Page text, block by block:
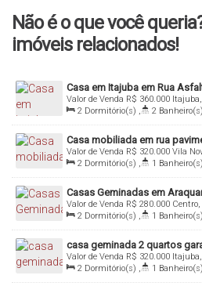
Não é o que você
imóveis relacionados!
Casa em Itajuba em Rua
R$ 360.000
Valor de Venda
Brasil
2 Dormitório(s) , 2 Banheiro(s)
Sala(s) , 1 Suíte(s) , Total: 141
57
Casa mobiliada em rua
Barra Velha - SC
R$ 320.000
Valor de Venda
Vila
Brasil
2 Dormitório(s) , 1 Banheiro(s)
Sala(s) , Total: 300.00m² , 3
Casas Geminadas em
R$ 280.000
Valor de Venda
2 Dormitório(s) , 1 Banheiro(s)
Sala(s) , Total: 55.00m² , Útil:
.00 m Frente:
Esquerdo: 24.00m
casa geminada 2 quartos
Itajuba
R$ 320.000
Valor de Venda
Brasil
2 Dormitório(s) , 1 Banheiro(s)
Sala(s) , Total: 80.00m² , 1